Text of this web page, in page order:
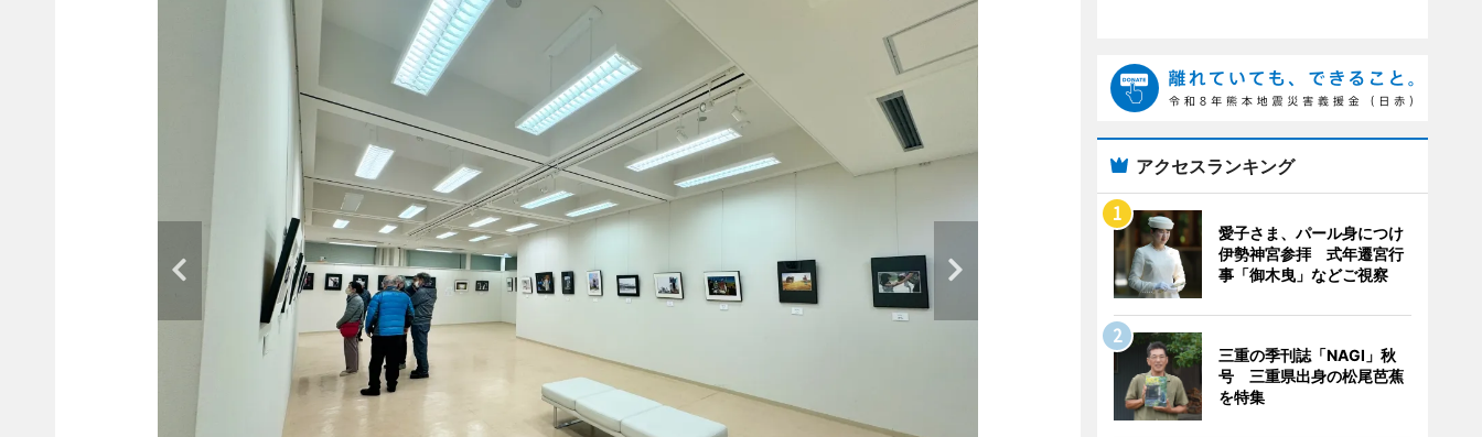
アクセスランキング
愛子さま、パール身につけ
伊勢神宮参拝 式年遷宮行
事「御木曳」などご視察
三重の季刊誌「NAGI」秋
号 三重県出身の松尾芭蕉
を特集